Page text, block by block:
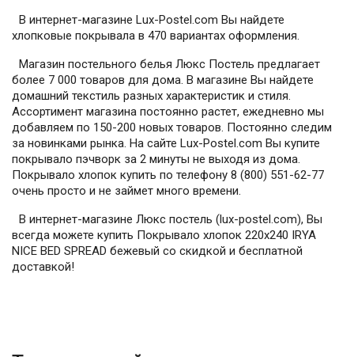
В интернет-магазине Lux-Postel.com Вы найдете
хлопковые покрывала в 470 вариантах оформления.
Магазин постельного белья Люкс Постель предлагает
более 7 000 товаров для дома. В магазине Вы найдете
домашний текстиль разных характеристик и стиля.
Ассортимент магазина постоянно растет, ежедневно мы
добавляем по 150-200 новых товаров. Постоянно следим
за новинками рынка. На сайте Lux-Postel.com Вы купите
покрывало пэчворк за 2 минуты не выходя из дома.
Покрывало хлопок купить по телефону 8 (800) 551-62-77
очень просто и не займет много времени.
В интернет-магазине Люкс постель (lux-postel.com), Вы
всегда можете купить Покрывало хлопок 220х240 IRYA
NICE BED SPREAD бежевый со скидкой и бесплатной
доставкой!